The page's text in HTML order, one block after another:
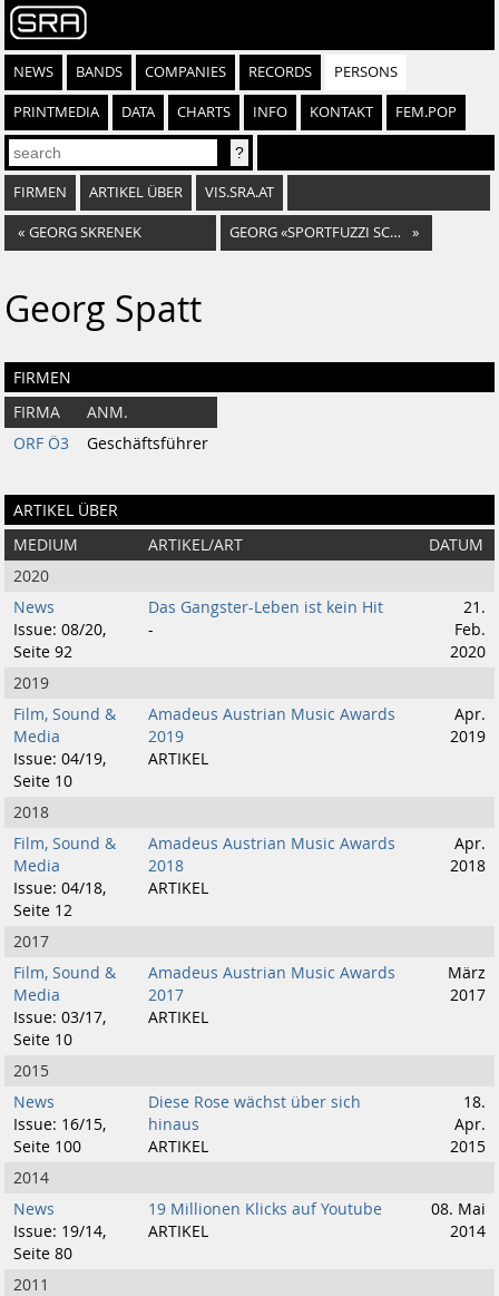
NEWS BANDS COMPANIES RECORDS PERSONS
PRINTMEDIA DATA CHARTS INFO KONTAKT FEM.POP
FIRMEN ARTIKEL ÜBER VIS.SRA.AT
« GEORG SKRENEK GEORG «SPORTFUZZI SCHNÖSEL» AICHINGER »
Georg Spatt
FIRMEN
FIRMA
ANM.
ORF Ö3
Geschäftsführer
ARTIKEL ÜBER
MEDIUM ARTIKEL/ART
DATUM
2020
News
Issue: 08/20,
Seite 92
Das Gangster-Leben ist kein Hit
-
21.
Feb.
2020
2019
Film, Sound &
Media
Issue: 04/19,
Seite 10
Amadeus Austrian Music Awards
2019
ARTIKEL
Apr.
2019
2018
Film, Sound &
Media
Issue: 04/18,
Seite 12
Amadeus Austrian Music Awards
2018
ARTIKEL
Apr.
2018
2017
Film, Sound &
Media
Issue: 03/17,
Seite 10
Amadeus Austrian Music Awards
2017
ARTIKEL
März
2017
2015
News
Issue: 16/15,
Seite 100
Diese Rose wächst über sich
hinaus
ARTIKEL
18.
Apr.
2015
2014
News
Issue: 19/14,
Seite 80
19 Millionen Klicks auf Youtube
ARTIKEL
08. Mai
2014
2011